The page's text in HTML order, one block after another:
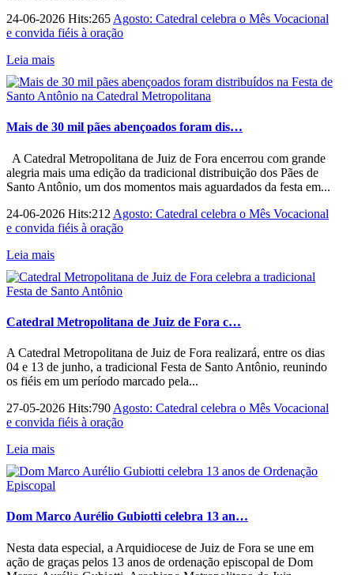
24-06-2026 Hits:265 Agosto: Catedral celebra o Mês Vocacional
e convida fiéis à oração
Leia mais
Mais de 30 mil pães abençoados foram dis…
A Catedral Metropolitana de Juiz de Fora encerrou com grande
alegria mais uma edição da tradicional distribuição dos Pães de
Santo Antônio, um dos momentos mais aguardados da festa em...
24-06-2026 Hits:212 Agosto: Catedral celebra o Mês Vocacional
e convida fiéis à oração
Leia mais
Catedral Metropolitana de Juiz de Fora c…
A Catedral Metropolitana de Juiz de Fora realizará, entre os dias
04 e 13 de junho, a tradicional Festa de Santo Antônio, reunindo
os fiéis em um período marcado pela...
27-05-2026 Hits:790 Agosto: Catedral celebra o Mês Vocacional
e convida fiéis à oração
Leia mais
Dom Marco Aurélio Gubiotti celebra 13 an…
Nesta data especial, a Arquidiocese de Juiz de Fora se une em
ação de graças pelos 13 anos de ordenação episcopal de Dom